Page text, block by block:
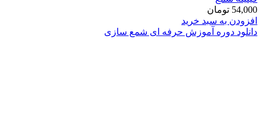
54,000 تومان
افزودن به سبد خرید
دانلود دوره آموزش حرفه ای شمع سازی